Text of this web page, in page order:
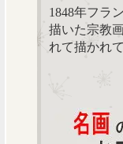
1848年フラ
描いた宗教
れて描かれ